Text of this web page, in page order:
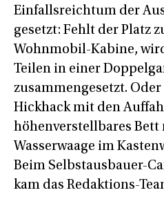
Einfallsreichtum der
gesetzt: Fehlt der Platz
Wohnmobil-Kabine,
Teilen in einer
zusammengesetzt.
Hickhack mit den
höhenverstellbares
Wasserwaage im
Beim Selbstausbauer-
kam das Redaktions-